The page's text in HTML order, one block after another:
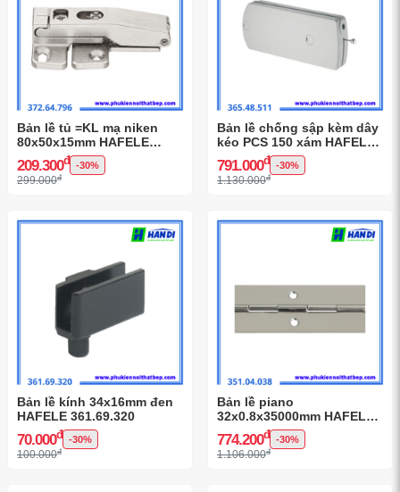
Bản lề tủ =KL mạ niken
80x50x15mm HAFELE
372.64.796
209.300đ -30%
299.000đ
Bản lề chống sập kèm dây
kéo PCS 150 xám HAFELE
365.48.511
791.000đ -30%
1.130.000đ
Bản lề kính 34x16mm đen
HAFELE 361.69.320
70.000đ -30%
100.000đ
Bản lề piano
32x0.8x35000mm HAFELE
351.04.038
774.200đ -30%
1.106.000đ